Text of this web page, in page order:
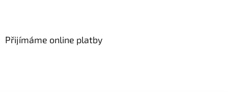
Přijímáme online platby